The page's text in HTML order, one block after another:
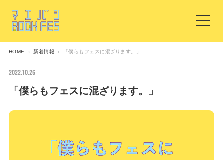
HOME 新着情報 「僕らもフェスに混ざります。」
2022.10.26
「僕らもフェスに混ざります。」